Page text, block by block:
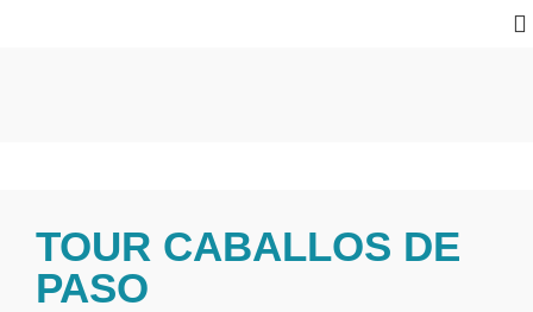
TOUR CABALLOS DE
PASO